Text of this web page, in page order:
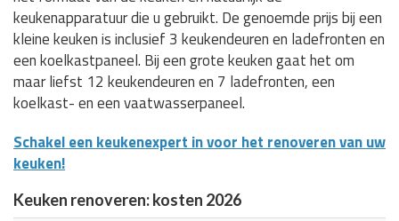
keukenapparatuur die u gebruikt. De genoemde prijs bij een
kleine keuken is inclusief 3 keukendeuren en ladefronten en
een koelkastpaneel. Bij een grote keuken gaat het om
maar liefst 12 keukendeuren en 7 ladefronten, een
koelkast- en een vaatwasserpaneel.
Schakel een keukenexpert in voor het renoveren van uw
keuken!
Keuken renoveren: kosten 2026